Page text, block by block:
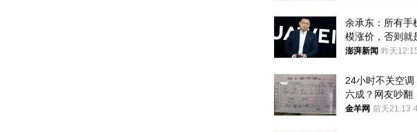
余承东：所有手
模涨价，否则就
澎湃新闻 昨天
24小时不关空
六成？网友吵翻
回应→
金羊网 前天21:13